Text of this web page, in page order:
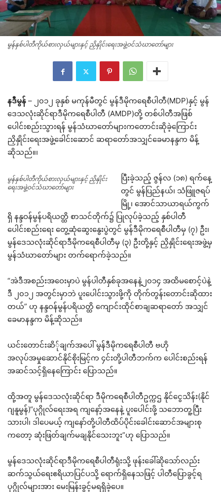
မွန်နှစ်ပါတီကိုယ်စားလှယ်များနှင့် ညှိနှိုင်းရေးအဖွဲ့ဝင်သံဃာတော်များ
နဒီမွန် – ၂၀၁၂ ခုနှစ် မကုန်မီတွင် မွန်ဒီမိုကရေစီပါတီ(MDP)နှင့် မွန်
ဒေသလုံးဆိုင်ရာဒီမိုကရေစီပါတီ (AMDP)တို့ တစ်ပါတီအဖြစ်
ပေါင်းစည်းသွားရန် မွန်သံဃာတော်များကတောင်းဆိုခဲ့ကြောင်း
ညှိနှိုင်းရေးအဖွဲ့ခေါင်းဆောင် ဆရာတော်အသျှင်ခေမာနန္ဒက မိန့်
ဆိုသည်။၊
မွန်နှစ်ပါတီကိုယ်စားလှယ်များနှင့် ညှိနှိုင်း
ရေးအဖွဲ့ဝင်သံဃာတော်များ
ပြီးခဲ့သည့် ဇွန်လ (၁၈) ရက်နေ့
တွင် မွန်ပြည်နယ်၊ သံဖြူဇရပ်
မြို့၊ အောင်သာယာရယ်ကွက်
ရှိ နန္ဒဝန်မွန်ပရိယတ္ထိ စာသင်တိုက်၌ ပြုလုပ်ခဲ့သည့် နှစ်ပါတီ
ပေါင်းစည်းရေး တွေ့ဆုံဆွေးနွေးပွဲတွင် မွန်ဒီမိုကရေစီပါတီမှ (၇) ဦး၊
မွန်ဒေသလုံးဆိုင်ရာဒီမိုကရေစီပါတီမှ (၃) ဦးတို့နှင့် ညှိနှိုင်းရေးအဖွဲ့မှ
မွန်သံဃာတော်များ တက်ရောက်ခဲ့သည်။
“အဲဒီအစည်းအဝေးမှာပဲ မွန်ပါတီနှစ်ခုအနေနဲ့၂၀၁၄ အထိမစောင့်ပဲနဲ့
ဒီ ၂၀၁၂ အတွင်းမှာဘဲ ပူးပေါင်းသွားဖို့ကို တိုက်တွန်းတောင်းဆိုထား
တယ်” ဟု နန္ဒဝန်မွန်ပရိယတ္ထိ ကျောင်းထိုင်စာချဆရာတော် အသျှင်
ခေမာနန္ဒက မိန့်ဆိုသည်။
ယင်းတောင်းဆိ်ုချက်အပေါ် မွန်ဒီမိုကရေစီပါတီ ဗဟို
အလုပ်အမှုဆောင်နိုင်စိုးမြင့်က ၄င်းတို့ပါတီဘက်က ပေါင်းစည်းရန်
အဆင်သင့်ရှိနေကြောင်း ပြောသည်။
ထို့အတူ မွန်ဒေသလုံးဆိုင်ရာ ဒီမိုကရေစီပါတီဥက္ကဌ နိုင်ငွေသိန်း(နိုင်
ဂျနူမွန်)“ပုဂ္ဂိုလ်ရေးအရ ကျနော့်အနေနဲ့ ပူးပေါင်းဖို့ သဘောတူ့ပြီး
သားပါ၊ ဒါပေမယ့် ကျနော်တို့ပါတီထိပ်ပိုင်းခေါင်းဆောင်အများစု
ကတော့ ဆုံးဖြတ်ချက်မချနိုင်သေးဘူး”ဟု ပြောသည်။
မွန်ဒေသလုံးဆိုင်ရာဒီမိုကရေစီပါတီရုံးသို့ ဖုန်းခေါ်ဆိုသော်လည်း
ဆက်သွယ်ရေးဧရိယာပြင်ပသို့ ရောက်ရှိနေသဖြင့် ပါတီပြောခွင့်ရ
ပုဂ္ဂိုလ်များအား မေးမြန်းခွင့်မရရှိခဲ့ပေ။